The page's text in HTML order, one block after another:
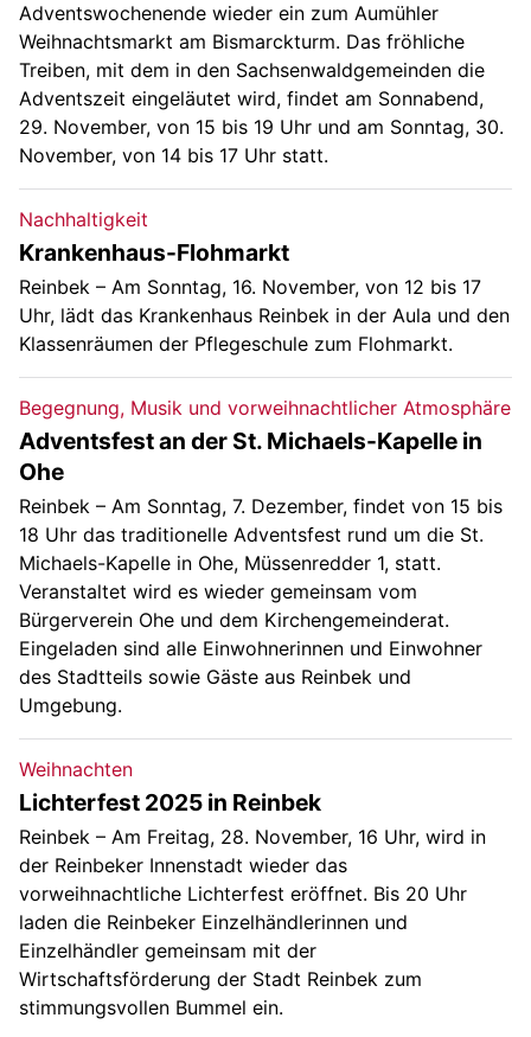
Adventswochenende wieder ein zum Aumühler
Weihnachtsmarkt am Bismarckturm. Das fröhliche
Treiben, mit dem in den Sachsenwaldgemeinden die
Adventszeit eingeläutet wird, findet am Sonnabend,
29. November, von 15 bis 19 Uhr und am Sonntag, 30.
November, von 14 bis 17 Uhr statt.
Nachhaltigkeit
Krankenhaus-Flohmarkt
Reinbek – Am Sonntag, 16. November, von 12 bis 17
Uhr, lädt das Krankenhaus Reinbek in der Aula und den
Klassenräumen der Pflegeschule zum Flohmarkt.
Begegnung, Musik und vorweihnachtlicher Atmosphäre
Adventsfest an der St. Michaels-Kapelle in
Ohe
Reinbek – Am Sonntag, 7. Dezember, findet von 15 bis
18 Uhr das traditionelle Adventsfest rund um die St.
Michaels-Kapelle in Ohe, Müssenredder 1, statt.
Veranstaltet wird es wieder gemeinsam vom
Bürgerverein Ohe und dem Kirchengemeinderat.
Eingeladen sind alle Einwohnerinnen und Einwohner
des Stadtteils sowie Gäste aus Reinbek und
Umgebung.
Weihnachten
Lichterfest 2025 in Reinbek
Reinbek – Am Freitag, 28. November, 16 Uhr, wird in
der Reinbeker Innenstadt wieder das
vorweihnachtliche Lichterfest eröffnet. Bis 20 Uhr
laden die Reinbeker Einzelhändlerinnen und
Einzelhändler gemeinsam mit der
Wirtschaftsförderung der Stadt Reinbek zum
stimmungsvollen Bummel ein.